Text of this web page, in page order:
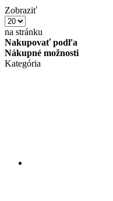
Zobraziť
na stránku
Nakupovať podľa
Nákupné možnosti
Kategória